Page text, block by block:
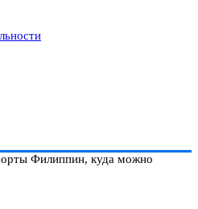
Филиппин, куда можно